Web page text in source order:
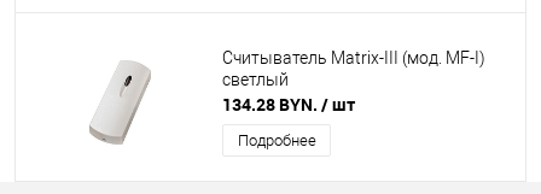
Считыватель Matrix-III (мод. MF-I)
светлый
134.28 BYN. / шт
Подробнее